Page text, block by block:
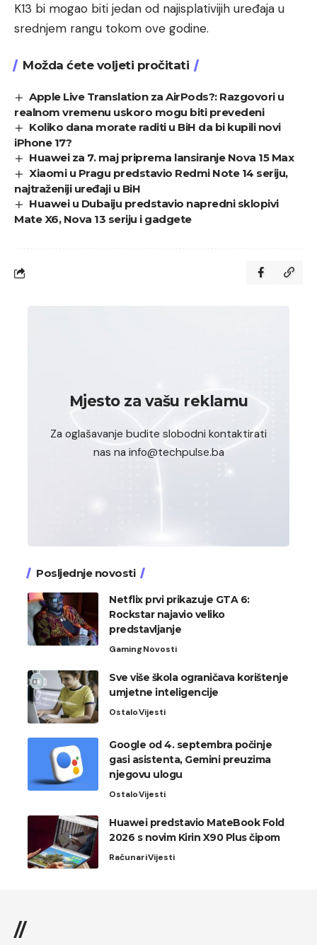
K13 bi mogao biti jedan od najisplativijih uređaja u
srednjem rangu tokom ove godine.
Možda ćete voljeti pročitati
Apple Live Translation za AirPods?: Razgovori u
realnom vremenu uskoro mogu biti prevedeni
Koliko dana morate raditi u BiH da bi kupili novi
iPhone 17?
Huawei za 7. maj priprema lansiranje Nova 15 Max
Xiaomi u Pragu predstavio Redmi Note 14 seriju,
najtraženiji uređaji u BiH
Huawei u Dubaiju predstavio napredni sklopivi
Mate X6, Nova 13 seriju i gadgete
Mjesto za vašu reklamu
Za oglašavanje budite slobodni kontaktirati
nas na info@techpulse.ba
Posljednje novosti
Netflix prvi prikazuje GTA 6:
Rockstar najavio veliko
predstavljanje
GamingNovosti
Sve više škola ograničava korištenje
umjetne inteligencije
OstaloVijesti
Google od 4. septembra počinje
gasi asistenta, Gemini preuzima
njegovu ulogu
OstaloVijesti
Huawei predstavio MateBook Fold
2026 s novim Kirin X90 Plus čipom
RačunariVijesti
//